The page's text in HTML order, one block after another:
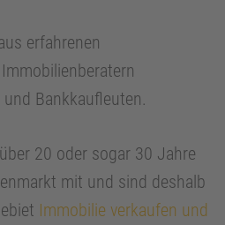
erfahrenen
Bankkaufleuten.
20 oder sogar 30 Jahre
mit und sind deshalb
Immobilie verkaufen und